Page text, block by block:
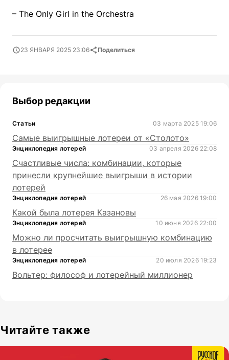
– The Only Girl in the Orchestra
23 ЯНВАРЯ 2025 23:06 Поделиться
Выбор редакции
Статьи 03 марта 2025 19:06
Самые выигрышные лотереи от «Столото»
Энциклопедия лотерей 03 апреля 2026 22:08
Счастливые числа: комбинации, которые
принесли крупнейшие выигрыши в истории
лотерей
Энциклопедия лотерей 26 мая 2026 19:00
Какой была лотерея Казановы
Энциклопедия лотерей 10 июня 2026 22:00
Можно ли просчитать выигрышную комбинацию
в лотерее
Энциклопедия лотерей 20 июля 2026 19:23
Вольтер: философ и лотерейный миллионер
Читайте также